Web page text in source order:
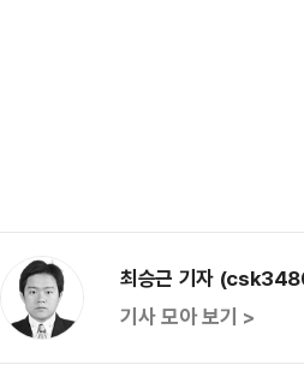
최승근 기자
기사 모아 보기 >